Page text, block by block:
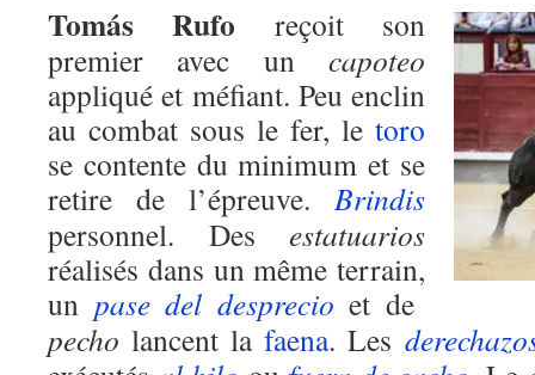
Tomás Rufo reçoit son
premier avec un capoteo
appliqué et méfiant. Peu enclin
au combat sous le fer, le toro
se contente du minimum et se
retire de l’épreuve. Brindis
personnel. Des estatuarios
réalisés dans un même terrain,
un pase del desprecio et de
pecho lancent lafaena. Les